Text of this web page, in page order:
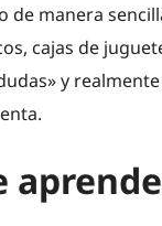
de manera
cajas de
y